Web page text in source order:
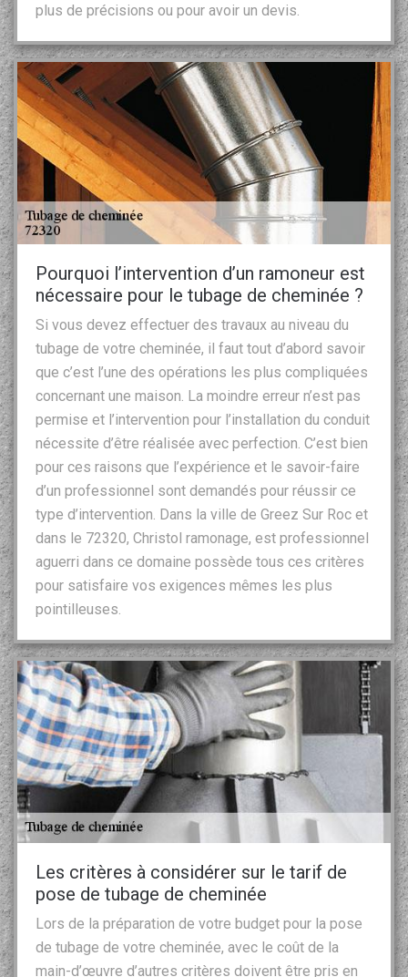
plus de précisions ou pour avoir un devis.
Pourquoi l’intervention d’un ramoneur est
nécessaire pour le tubage de cheminée ?
Si vous devez effectuer des travaux au niveau du
tubage de votre cheminée, il faut tout d’abord savoir
que c’est l’une des opérations les plus compliquées
concernant une maison. La moindre erreur n’est pas
permise et l’intervention pour l’installation du conduit
nécessite d’être réalisée avec perfection. C’est bien
pour ces raisons que l’expérience et le savoir-faire
d’un professionnel sont demandés pour réussir ce
type d’intervention. Dans la ville de Greez Sur Roc et
dans le 72320, Christol ramonage, est professionnel
aguerri dans ce domaine possède tous ces critères
pour satisfaire vos exigences mêmes les plus
pointilleuses.
Les critères à considérer sur le tarif de
pose de tubage de cheminée
Lors de la préparation de votre budget pour la pose
de tubage de votre cheminée, avec le coût de la
main-d’œuvre d’autres critères doivent être pris en